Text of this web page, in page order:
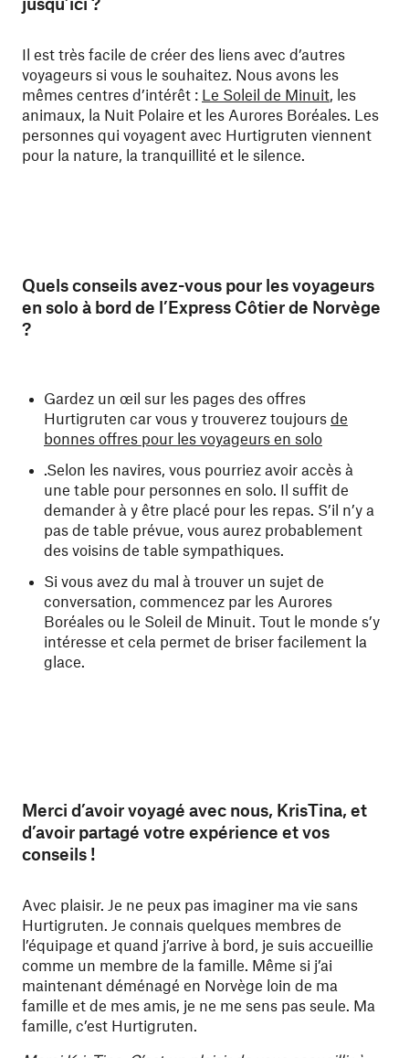
Il est très facile de créer des liens avec d’autres
voyageurs si vous le souhaitez. Nous avons les
mêmes centres d’intérêt : Le Soleil de Minuit, les
animaux, la Nuit Polaire et les Aurores Boréales. Les
personnes qui voyagent avec Hurtigruten viennent
pour la nature, la tranquillité et le silence.
Quels conseils avez-vous pour les voyageurs
en solo à bord de l’Express Côtier de Norvège
?
Gardez un œil sur les pages des offres
Hurtigruten car vous y trouverez toujours de
bonnes offres pour les voyageurs en solo
.Selon les navires, vous pourriez avoir accès à
une table pour personnes en solo. Il suffit de
demander à y être placé pour les repas. S’il n’y a
pas de table prévue, vous aurez probablement
des voisins de table sympathiques.
Si vous avez du mal à trouver un sujet de
conversation, commencez par les Aurores
Boréales ou le Soleil de Minuit. Tout le monde s’y
intéresse et cela permet de briser facilement la
glace.
Merci d’avoir voyagé avec nous, KrisTina, et
d’avoir partagé votre expérience et vos
conseils !
Avec plaisir. Je ne peux pas imaginer ma vie sans
Hurtigruten. Je connais quelques membres de
l’équipage et quand j’arrive à bord, je suis accueillie
comme un membre de la famille. Même si j’ai
maintenant déménagé en Norvège loin de ma
famille et de mes amis, je ne me sens pas seule. Ma
famille, c’est Hurtigruten.